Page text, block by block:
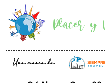
Placer y
Una marca de